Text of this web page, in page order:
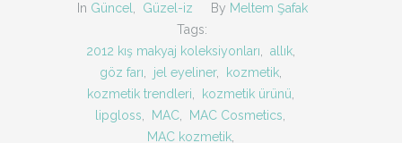
In Güncel Güzel-iz By Meltem Şafak
Tags:
2012 kış makyaj koleksiyonları
allık,
göz farı
jel eyeliner, kozmetik,
kozmetik trendleri
kozmetik ürünü
lipgloss
MAC MAC Cosmetics
MAC kozmetik,